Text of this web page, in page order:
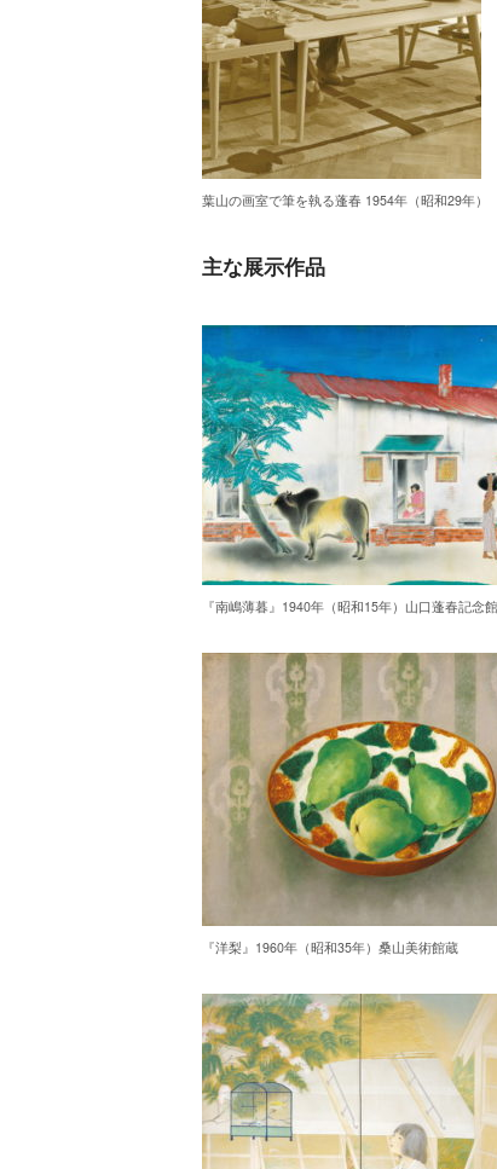
葉山の画室で筆を執る蓬春 1954年（昭和29年）
主な展示作品
『南嶋薄暮』1940年（昭和15年）山口蓬春記念
『洋梨』1960年（昭和35年）桑山美術館蔵